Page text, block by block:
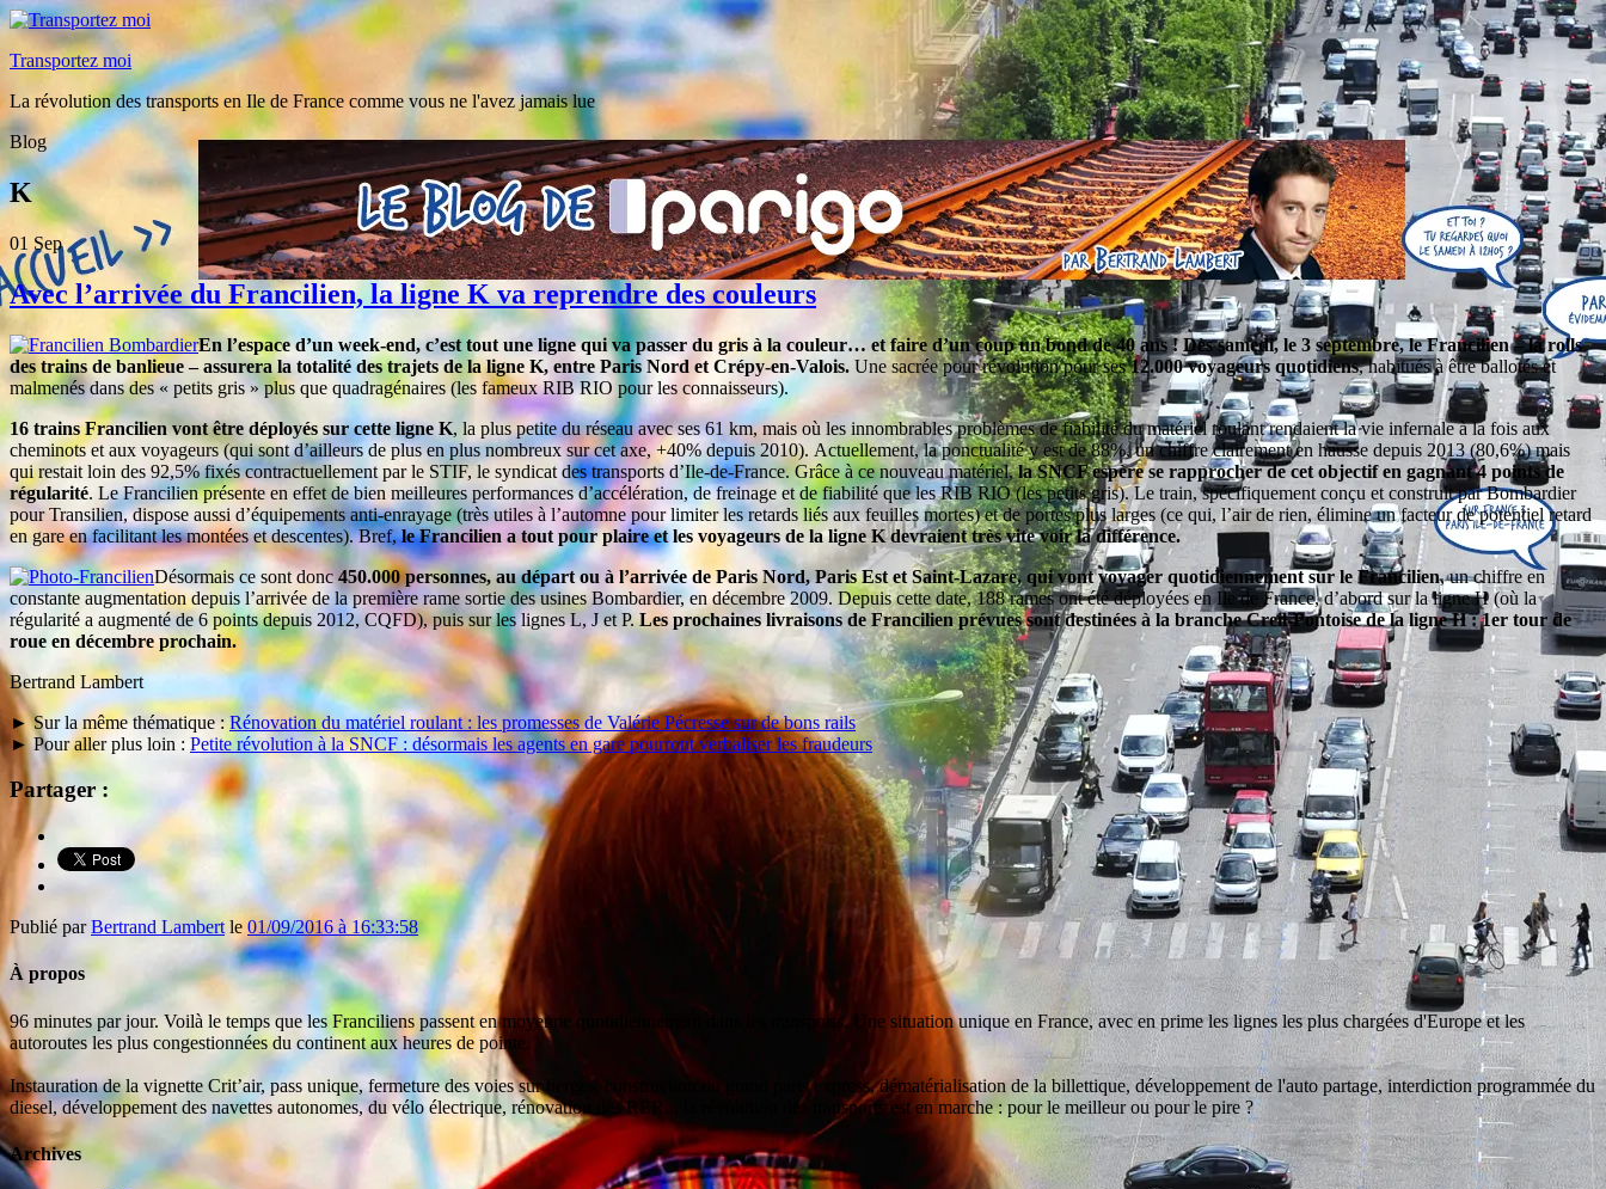
Transportez moi
La révolution des transports en Ile de France comme vous ne l'avez jamais lue
Blog
K
01 Sep
Avec l’arrivée du Francilien, la ligne K va reprendre des couleurs
En l’espace d’un week-end, c’est tout une ligne qui va passer du gris à la couleur… et faire d’un coup un bond de 40 ans ! Dès samedi, le 3 septembre, le Francilien – la rolls
des trains de banlieue – assurera la totalité des trajets de la ligne K, entre Paris Nord et Crépy-en-Valois. Une sacrée pour révolution pour ses12.000 voyageurs quotidiens, habitués à être ballotés et
malmenés dans des « petits gris » plus que quadragénaires (les fameux RIB RIO pour les connaisseurs).
16 trains Francilien vont être déployés sur cette ligne K, la plus petite du réseau avec ses 61 km, mais où les innombrables problèmes de fiabilité du matériel roulant rendaient la vie infernale à la fois aux
cheminots et aux voyageurs (qui sont d’ailleurs de plus en plus nombreux sur cet axe, +40% depuis 2010). Actuellement, la ponctualité y est de 88%, un chiffre clairement en hausse depuis 2013 (80,6%) mais
qui restait loin des 92,5% fixés contractuellement par le STIF, le syndicat des transports d’Ile-de-France. Grâce à ce nouveau matériel,la SNCF espère se rapprocher de cet objectif en gagnant 4 points de
régularité. Le Francilien présente en effet de bien meilleures performances d’accélération, de freinage et de fiabilité que les RIB RIO (les petits gris). Le train, spécifiquement conçu et construit par Bombardier
pour Transilien, dispose aussi d’équipements anti-enrayage (très utiles à l’automne pour limiter les retards liés aux feuilles mortes) et de portes plus larges (ce qui, l’air de rien, élimine un facteur de potentiel retard
en gare en facilitant les montées et descentes). Bref,le Francilien a tout pour plaire et les voyageurs de la ligne K devraient très vite voir la différence.
Désormais ce sont donc450.000 personnes, au départ ou à l’arrivée de Paris Nord, Paris Est et Saint-Lazare, qui vont voyager quotidiennement sur le Francilien, un chiffre en
constante augmentation depuis l’arrivée de la première rame sortie des usines Bombardier, en décembre 2009. Depuis cette date, 188 rames ont été déployées en Ile de France,d’abord sur la ligne H (où la
régularité a augmenté de 6 points depuis 2012, CQFD), puis sur les lignes L, J et P.Les prochaines livraisons de Francilien prévues sont destinées à la branche Creil-Pontoise de la ligne H : 1er tour de
roue en décembre prochain.
Bertrand Lambert
► Sur la même thématique :Rénovation du matériel roulant : les promesses de Valérie Pécresse sur de bons rails
► Pour aller plus loin : Petite révolution à la SNCF : désormais les agents en gare pourront verbaliser les fraudeurs
Partager :
Publié parBertrand Lambert le 01/09/2016 à 16:33:58
À propos
96 minutes par jour. Voilà le temps que les Franciliens passent en moyenne quotidiennement dans les transports. Une situation unique en France, avec en prime les lignes les plus chargées d'Europe et les
autoroutes les plus congestionnées du continent aux heures de pointe.
Instauration de la vignette Crit’air, pass unique, fermeture des voies sur berges, construction du grand paris express, dématérialisation de la billettique, développement de l'auto partage, interdiction programmée du
diesel, développement des navettes autonomes, du vélo électrique, rénovation des RER... la révolution des transports est en marche : pour le meilleur ou pour le pire ?
Archives